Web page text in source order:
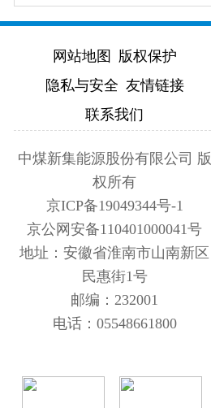
网站地图
版权保护
隐私与安全 友情链接
联系我们
中煤新集能源股份有限公司 版
权所有
京ICP备19049344号-1
京公网安备110401000041号
地址：安徽省淮南市山南新区
民惠街1号
邮编：232001
电话：05548661800